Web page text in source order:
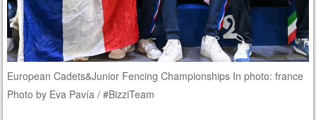
European Cadets&Junior Fencing Championships In photo: france
Photo by Eva Pavía / #BizziTeam